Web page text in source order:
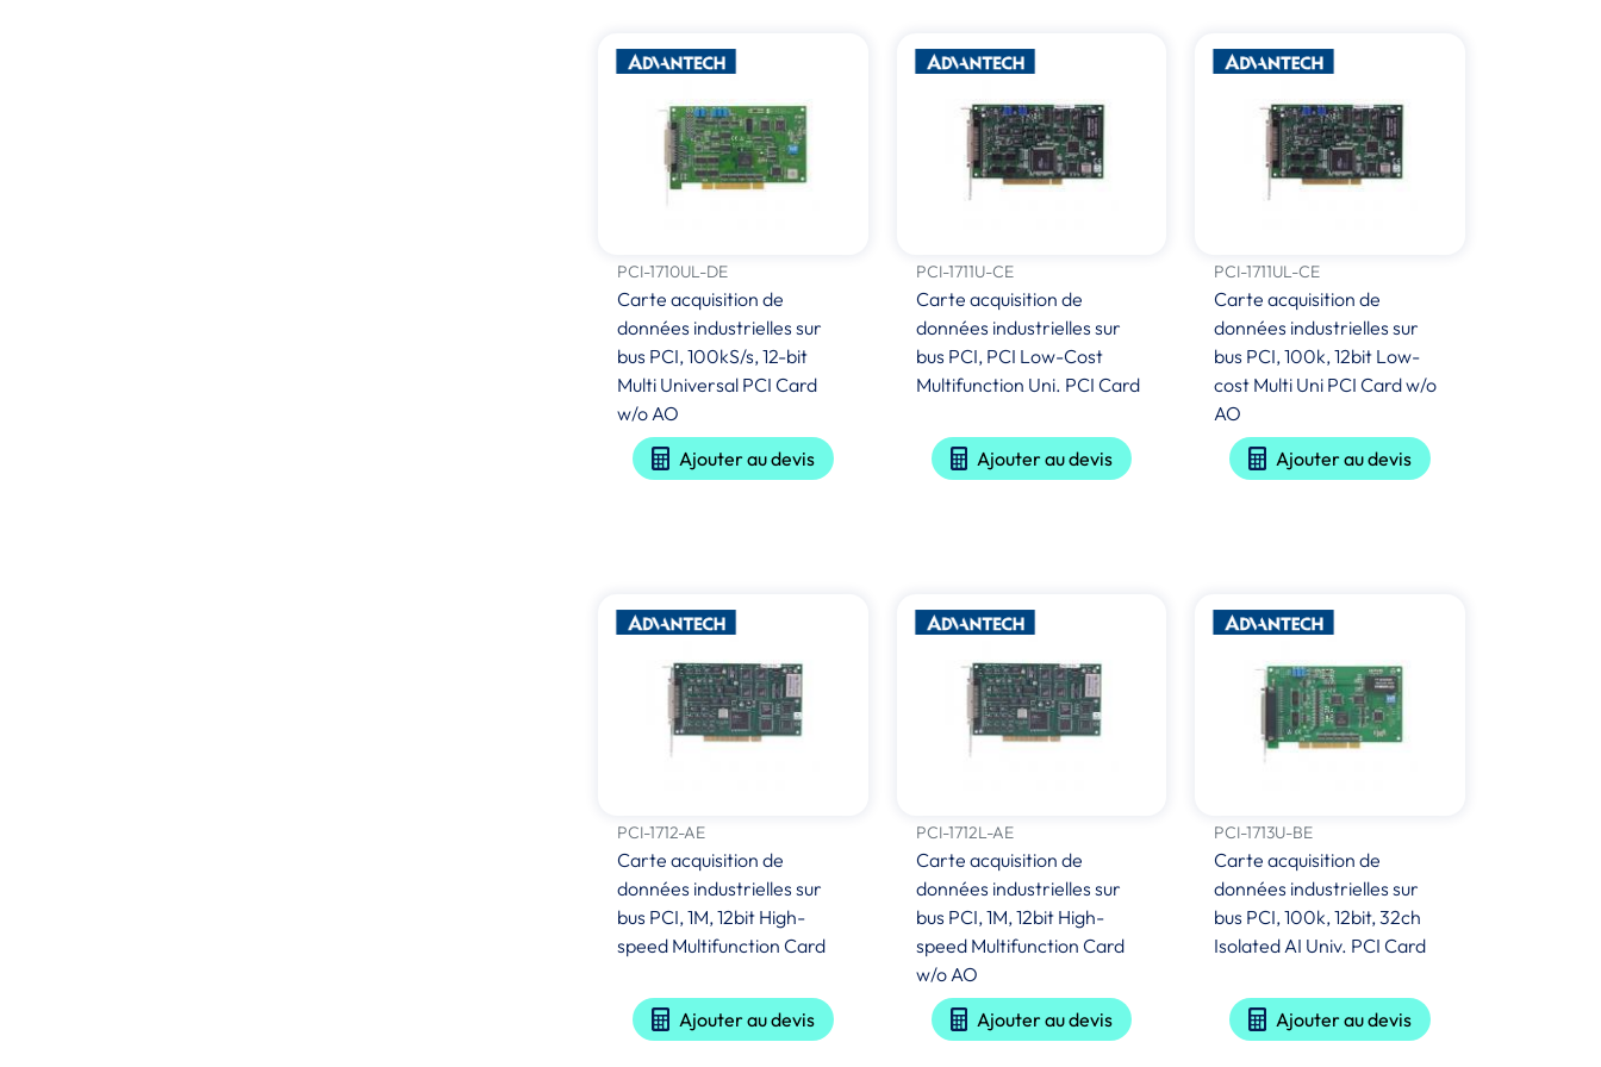
PCI-1710UL-DE
Carte acquisition de
données industrielles sur
bus PCI, 100kS/s, 12-bit
Multi Universal PCI Card
w/o AO
Ajouter au devis
PCI-1711U-CE
Carte acquisition de
données industrielles sur
bus PCI, PCI Low-Cost
Multifunction Uni. PCI Card
Ajouter au devis
PCI-1711UL-CE
Carte acquisition de
données industrielles sur
bus PCI, 100k, 12bit Low-
cost Multi Uni PCI Card w/o
AO
Ajouter au devis
PCI-1712-AE
Carte acquisition de
données industrielles sur
bus PCI, 1M, 12bit High-
speed Multifunction Card
Ajouter au devis
PCI-1712L-AE
Carte acquisition de
données industrielles sur
bus PCI, 1M, 12bit High-
speed Multifunction Card
w/o AO
Ajouter au devis
PCI-1713U-BE
Carte acquisition de
données industrielles sur
bus PCI, 100k, 12bit, 32ch
Isolated AI Univ. PCI Card
Ajouter au devis